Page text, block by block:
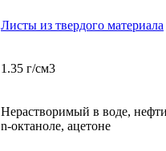
Листы из твердого материала
1.35 г/см3
Нерастворимый в воде,
n-октаноле, ацетоне